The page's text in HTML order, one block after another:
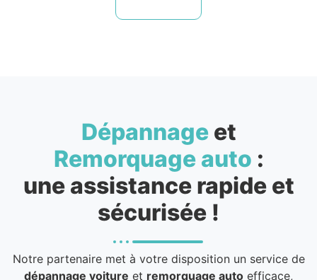
Dépannageet
Remorquage auto :
une assistance rapide et
sécurisée !
Notre partenaire met à votre disposition un service de
dépannage voiture et remorquage auto efficace,